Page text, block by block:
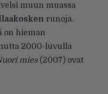
muun muassa
runoja.
on hieman
2000-luvulla
mies(2007) ovat